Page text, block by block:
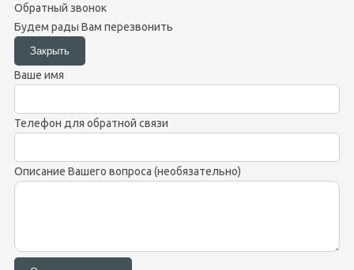
Обратный звонок
Будем рады Вам перезвонить
Ваше имя
Телефон для обратной связи
Описание Вашего вопроса (необязательно)